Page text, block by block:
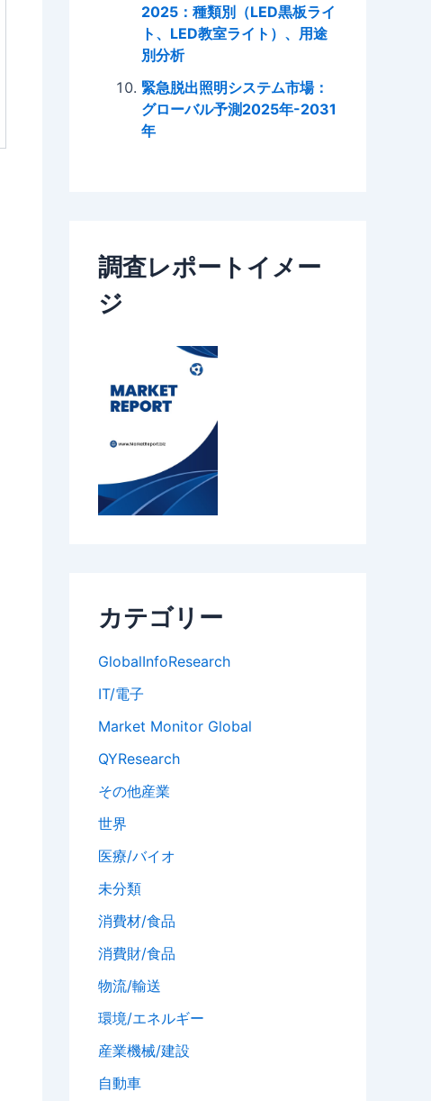
2025：種類別（LED黒板ライ
ト、LED教室ライト）、用途
別分析
緊急脱出照明システム市場：
グローバル予測2025年-2031
年
調査レポートイメー
ジ
カテゴリー
GlobalInfoResearch
IT/電子
Market Monitor Global
QYResearch
その他産業
世界
医療/バイオ
未分類
消費材/食品
消費財/食品
物流/輸送
環境/エネルギー
産業機械/建設
自動車